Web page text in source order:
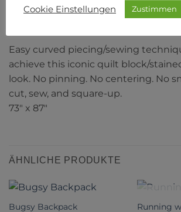
to recreate the iconic curved shapes,
Easy curved piecing/sewing
achieve this iconic quilt block/
look. No pinning. No centering. No
cut, sew, and square-up.
73″ x 87″
ÄHNLICHE PRODUKTE
Bugsy Backpack
Running
Cookie Einstellungen Zustimmen